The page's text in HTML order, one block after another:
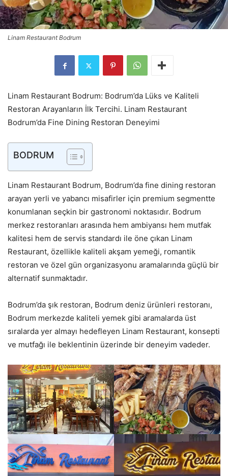
Linam Restaurant Bodrum
Linam Restaurant Bodrum: Bodrum’da Lüks ve Kaliteli
Restoran Arayanların İlk Tercihi. Linam Restaurant
Bodrum’da Fine Dining Restoran Deneyimi
BODRUM
Linam Restaurant Bodrum, Bodrum’da fine dining restoran
arayan yerli ve yabancı misafirler için premium segmentte
konumlanan seçkin bir gastronomi noktasıdır. Bodrum
merkez restoranları arasında hem ambiyansı hem mutfak
kalitesi hem de servis standardı ile öne çıkan Linam
Restaurant, özellikle kaliteli akşam yemeği, romantik
restoran ve özel gün organizasyonu aramalarında güçlü bir
alternatif sunmaktadır.
Bodrum’da şık restoran, Bodrum deniz ürünleri restoranı,
Bodrum merkezde kaliteli yemek gibi aramalarda üst
sıralarda yer almayı hedefleyen Linam Restaurant, konsepti
ve mutfağı ile beklentinin üzerinde bir deneyim vadeder.